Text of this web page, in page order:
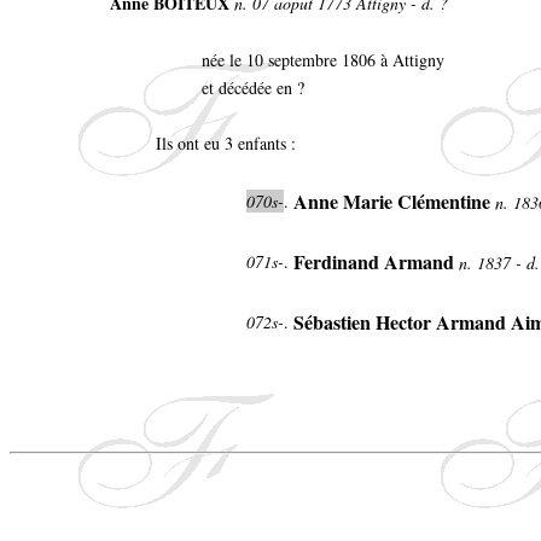
née le 10 septembre 1806 à Attigny
et décédée en ?
Ils ont eu 3 enfants :
070s-. Anne Marie Clémentine n.
071s-. Ferdinand Armand n. 1837 -
072s-. Sébastien Hector Armand